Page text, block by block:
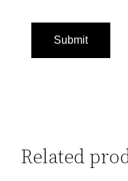
Related